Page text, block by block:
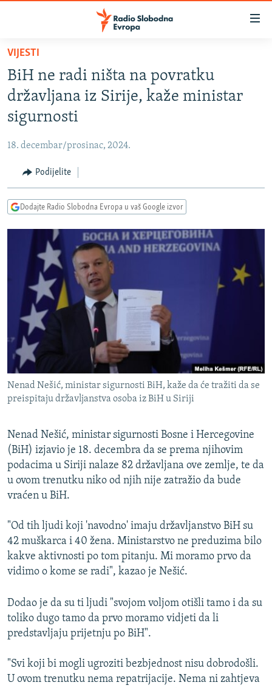
Pređite
glavni
sadržaj
Pređite
na
glavnu
Pređite
na
pretragu
BOSNA I HERCEGOVINA
SRBIJA
CRNA GORA
VIZUELNO
INFOGRAFIKE
RAT U UKRAJINI
KINA NA BALKANU
RSE PRIČE IZ SVIJETA
ISPRIČAJ MI
DNEVNO@RSE
SPECIJALI RSE
VIŠE OD NASLOVA
GENOCID U SREBRENICI
POPLAVE I KLIZIŠTA U BIH 2024.
POST SCRIPTUM
MOJA EVROPA
TRI DECENIJE OD RATA U BIH
NASTANAK I RASPAD JUGOSLAVIJE
PRATITE NAS
VIJESTI
BiH ne radi ništa na povratku
državljana iz Sirije, kaže ministar
sigurnosti
18. decembar/prosinac, 2024.
Podijelite
Dodajte Radio Slobodna Evropa u vaš Google izvor
Nenad Nešić, ministar sigurnosti BiH, kaže da će tražiti da se
preispitaju državljanstva osoba iz BiH u Siriji
Nenad Nešić, ministar sigurnosti Bosne i Hercegovine
(BiH) izjavio je 18. decembra da se prema njihovim
podacima u Siriji nalaze 82 državljana ove zemlje, te da
u ovom trenutku niko od njih nije zatražio da bude
vraćen u BiH.
"Od tih ljudi koji 'navodno' imaju državljanstvo BiH su
42 muškarca i 40 žena. Ministarstvo ne preduzima bilo
kakve aktivnosti po tom pitanju. Mi moramo prvo da
vidimo o kome se radi", kazao je Nešić.
Dodao je da su ti ljudi "svojom voljom otišli tamo i da su
toliko dugo tamo da prvo moramo vidjeti da li
predstavljaju prijetnju po BiH".
"Svi koji bi mogli ugroziti bezbjednost nisu dobrodošli.
U ovom trenutku nema repatrijacije. Nema ni zahtjeva